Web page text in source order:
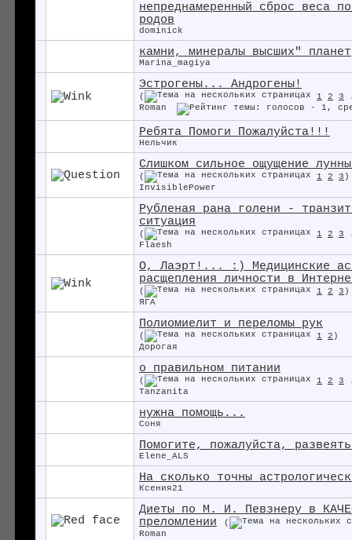
непреднамеренный сброс веса
родов
dominick
камни, минералы высших" планет
Marina_magiya
Эстрогены... Андрогены!
( 1 2 3
Roman
Ребята Помоги Пожалуйста!!!
Нельчик
Слишком сильное ощущение
( 1 2 3 )
InvisiblePower
Рубленая рана голени -
ситуация
( 1 2 3
Flaesh
О, Лаэрт!... :) Медицинские
расщепления личности в
( 1 2 3 )
ЯГА
Полиомиелит и переломы рук
( 1 2 )
Дорогая
о правильном питании
( 1 2 3
Tanzanita
нужна помощь...
Соня
Помогите, пожалуйста,
Elene_ALS
На сколько точны
Ксения21
Диеты по М. И. Певзнеру в
преломлении
(
Roman